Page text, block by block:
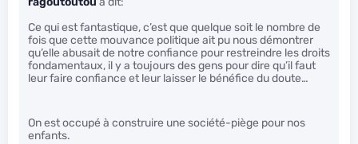
Ce qui est fantastique, c’est que quelque soit le nombre de
fois que cette mouvance politique ait pu nous démontrer
qu’elle abusait de notre confiance pour restreindre les droits
fondamentaux, il y a toujours des gens pour dire qu’il faut
leur faire confiance et leur laisser le bénéfice du doute…
On est occupé à construire une société-piège pour nos
enfants.